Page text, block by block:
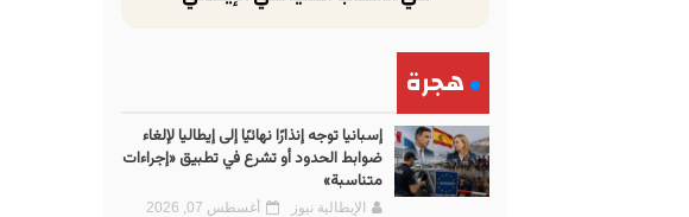
هجرة
إسبانيا توجه إنذارًا نهائيًا إلى إيطاليا لإلغاء
ضوابط الحدود أو تشرع في تطبيق «إجراءات
متناسبة»
الإيطالية نيوز أغسطس 07, 2026